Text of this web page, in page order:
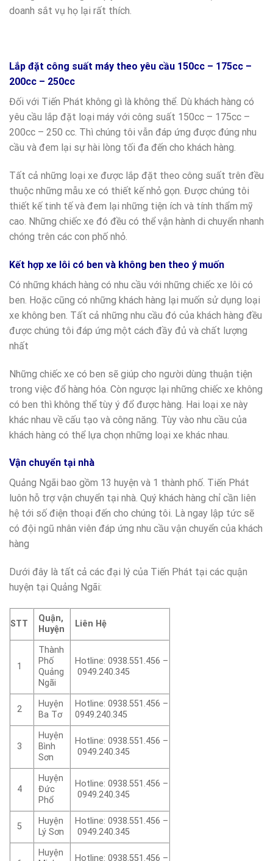
doanh sắt vụ họ lại rất thích.
Lắp đặt công suất máy theo yêu cầu 150cc – 175cc –
200cc – 250cc
Đối với Tiến Phát không gì là không thể. Dù khách hàng có
yêu cầu lắp đặt loại máy với công suất 150cc – 175cc –
200cc – 250 cc. Thì chúng tôi vẫn đáp ứng được đúng nhu
cầu và đem lại sự hài lòng tối đa đến cho khách hàng.
Tất cả những loại xe được lắp đặt theo công suất trên đều
thuộc những mẫu xe có thiết kế nhỏ gọn. Được chúng tôi
thiết kế tinh tế và đem lại những tiện ích và tính thẩm mỹ
cao. Những chiếc xe đó đều có thể vận hành di chuyển nhanh
chóng trên các con phố nhỏ.
Kết hợp xe lôi có ben và không ben theo ý muốn
Có những khách hàng có nhu cầu với những chiếc xe lôi có
ben. Hoặc cũng có những khách hàng lại muốn sử dụng loại
xe không ben. Tất cả những nhu cầu đó của khách hàng đều
được chúng tôi đáp ứng một cách đầy đủ và chất lượng
nhất
Những chiếc xe có ben sẽ giúp cho người dùng thuận tiện
trong việc đổ hàng hóa. Còn ngược lại những chiếc xe không
có ben thì không thể tùy ý đổ được hàng. Hai loại xe này
khác nhau về cấu tạo và công năng. Tùy vào nhu cầu của
khách hàng có thể lựa chọn những loại xe khác nhau.
Vận chuyển tại nhà
Quảng Ngãi bao gồm 13 huyện và 1 thành phố. Tiến Phát
luôn hỗ trợ vận chuyển tại nhà. Quý khách hàng chỉ cần liên
hệ tới số điện thoại đến cho chúng tôi. Là ngay lập tức sẽ
có đội ngũ nhân viên đáp ứng nhu cầu vận chuyển của khách
hàng
Dưới đây là tất cả các đại lý của Tiến Phát tại các quận
huyện tại Quảng Ngãi:
STT
Quận,
Huyện
Liên Hệ
1
Thành
Phố
Quảng
Ngãi
Hotline: 0938.551.456 –
0949.240.345
2
Huyện
Ba Tơ
Hotline: 0938.551.456 –
0949.240.345
3
Huyện
Bình
Sơn
Hotline: 0938.551.456 –
0949.240.345
4
Huyện
Đức
Phổ
Hotline: 0938.551.456 –
0949.240.345
5
Huyện
Lý Sơn
Hotline: 0938.551.456 –
0949.240.345
Huyện
Hotline: 0938.551.456 –